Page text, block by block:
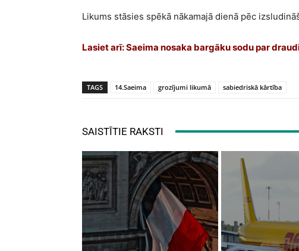
Likums stāsies spēkā nākamajā dienā pēc
Lasiet arī:Saeima nosaka bargāku sodu par
TAGS 14.Saeima grozījumi likumā sabiedriskā kārtība
SAISTĪTIE RAKSTI